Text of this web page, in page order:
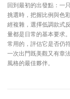
回到最初的出發點：一
挑選時，把握比例與色
經複雜，選擇低調款式
量都是日常的基本要求
常用的，評估它是否仍
一次出門既美觀又有章
風格的最佳夥伴。